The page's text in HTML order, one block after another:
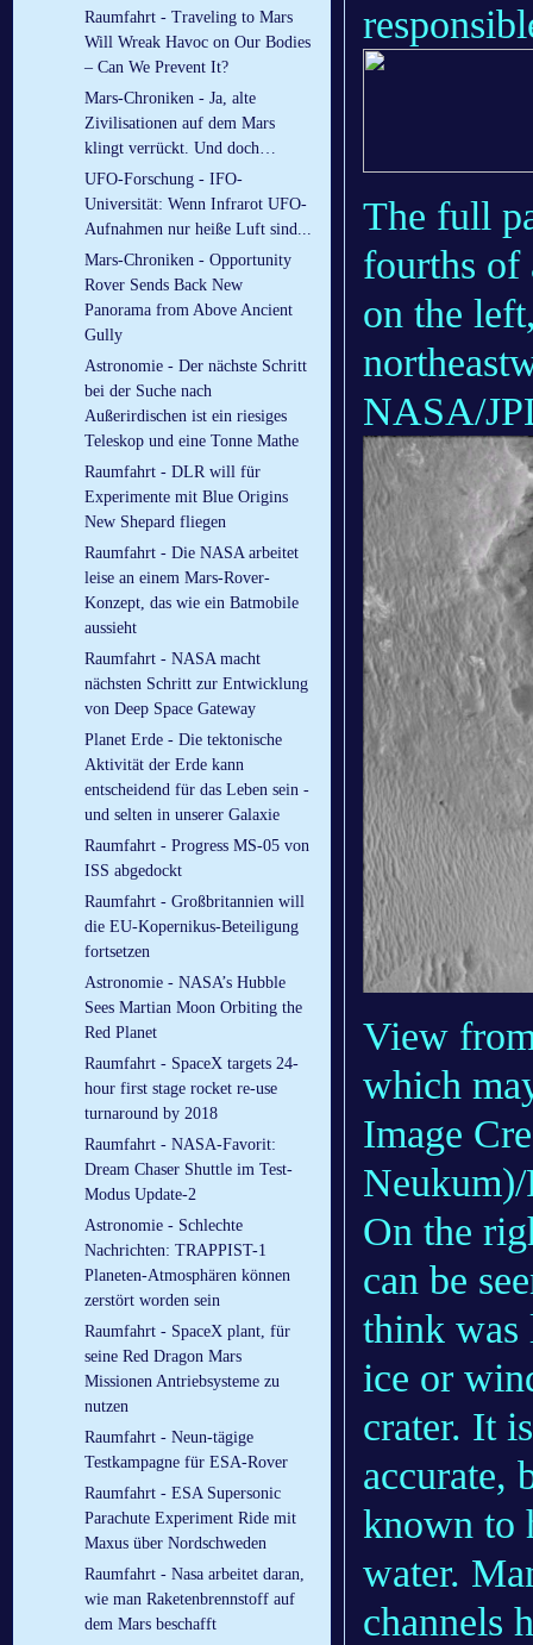
Raumfahrt - Traveling to Mars
Will Wreak Havoc on Our Bodies
– Can We Prevent It?
Mars-Chroniken - Ja, alte
Zivilisationen auf dem Mars
klingt verrückt. Und doch…
UFO-Forschung - IFO-
Universität: Wenn Infrarot UFO-
Aufnahmen nur heiße Luft sind...
Mars-Chroniken - Opportunity
Rover Sends Back New
Panorama from Above Ancient
Gully
Astronomie - Der nächste Schritt
bei der Suche nach
Außerirdischen ist ein riesiges
Teleskop und eine Tonne Mathe
Raumfahrt - DLR will für
Experimente mit Blue Origins
New Shepard fliegen
Raumfahrt - Die NASA arbeitet
leise an einem Mars-Rover-
Konzept, das wie ein Batmobile
aussieht
Raumfahrt - NASA macht
nächsten Schritt zur Entwicklung
von Deep Space Gateway
Planet Erde - Die tektonische
Aktivität der Erde kann
entscheidend für das Leben sein -
und selten in unserer Galaxie
Raumfahrt - Progress MS-05 von
ISS abgedockt
Raumfahrt - Großbritannien will
die EU-Kopernikus-Beteiligung
fortsetzen
Astronomie - NASA’s Hubble
Sees Martian Moon Orbiting the
Red Planet
Raumfahrt - SpaceX targets 24-
hour first stage rocket re-use
turnaround by 2018
Raumfahrt - NASA-Favorit:
Dream Chaser Shuttle im Test-
Modus Update-2
Astronomie - Schlechte
Nachrichten: TRAPPIST-1
Planeten-Atmosphären können
zerstört worden sein
Raumfahrt - SpaceX plant, für
seine Red Dragon Mars
Missionen Antriebsysteme zu
nutzen
Raumfahrt - Neun-tägige
Testkampagne für ESA-Rover
Raumfahrt - ESA Supersonic
Parachute Experiment Ride mit
Maxus über Nordschweden
Raumfahrt - Nasa arbeitet daran,
wie man Raketenbrennstoff auf
dem Mars beschafft
The full
fourths of
on the
NASA/
View
which
Image
On the
can be
think was
ice or
crater. It
accurate,
known to
water.
channels